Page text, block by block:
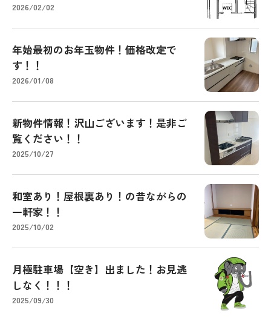
2026/02/02
年始最初のお年玉物件！価格改定で
す！！
2026/01/08
新物件情報！沢山ございます！是非ご
覧ください！！
2025/10/27
和室あり！屋根裏あり！の昔ながらの
一軒家！！
2025/10/02
月極駐車場【空き】出ました！お見逃
しなく！！！
2025/09/30